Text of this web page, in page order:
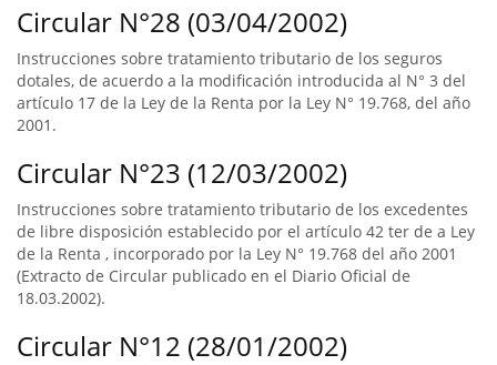
Circular N°28 (03/04/2002)
Instrucciones sobre tratamiento tributario de los seguros
dotales, de acuerdo a la modificación introducida al N° 3 del
artículo 17 de la Ley de la Renta por la Ley N° 19.768, del año
2001.
Circular N°23 (12/03/2002)
Instrucciones sobre tratamiento tributario de los excedentes
de libre disposición establecido por el artículo 42 ter de a Ley
de la Renta , incorporado por la Ley N° 19.768 del año 2001
(Extracto de Circular publicado en el Diario Oficial de
18.03.2002).
Circular N°12 (28/01/2002)